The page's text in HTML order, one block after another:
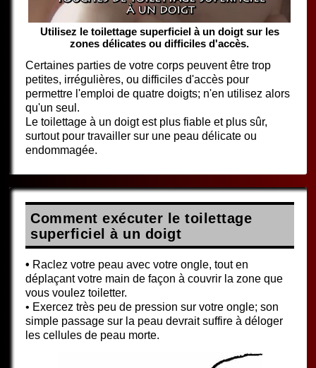
Utilisez le toilettage superficiel à un doigt sur les
zones délicates ou difficiles d'accès.
Certaines parties de votre corps peuvent être trop
petites, irrégulières, ou difficiles d'accès pour
permettre l'emploi de quatre doigts; n'en utilisez alors
qu'un seul.
Le toilettage à un doigt est plus fiable et plus sûr,
surtout pour travailler sur une peau délicate ou
endommagée.
Comment exécuter le toilettage
superficiel à un doigt
• Raclez votre peau avec votre ongle, tout en
déplaçant votre main de façon à couvrir la zone que
vous voulez toiletter.
• Exercez très peu de pression sur votre ongle; son
simple passage sur la peau devrait suffire à déloger
les cellules de peau morte.